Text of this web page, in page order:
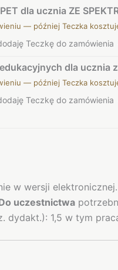
dla ucznia ZE
— później Teczka
Teczkę do zamówienia
dla ucznia
— później Teczka
Teczkę do zamówienia
w wersji
uczestnictwa
dydakt.): 1,5 w tym